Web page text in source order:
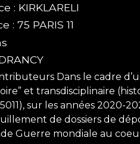
: KIRKLARELI
: 75 PARIS 11
Dans le cadre
et transdisciplinaire
sur les années 2020-
de dossiers de
Guerre mondiale au